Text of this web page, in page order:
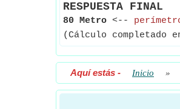
RESPUESTA FINAL
80 Metro <--
(Cálculo completado
Aquí estás - Inicio »